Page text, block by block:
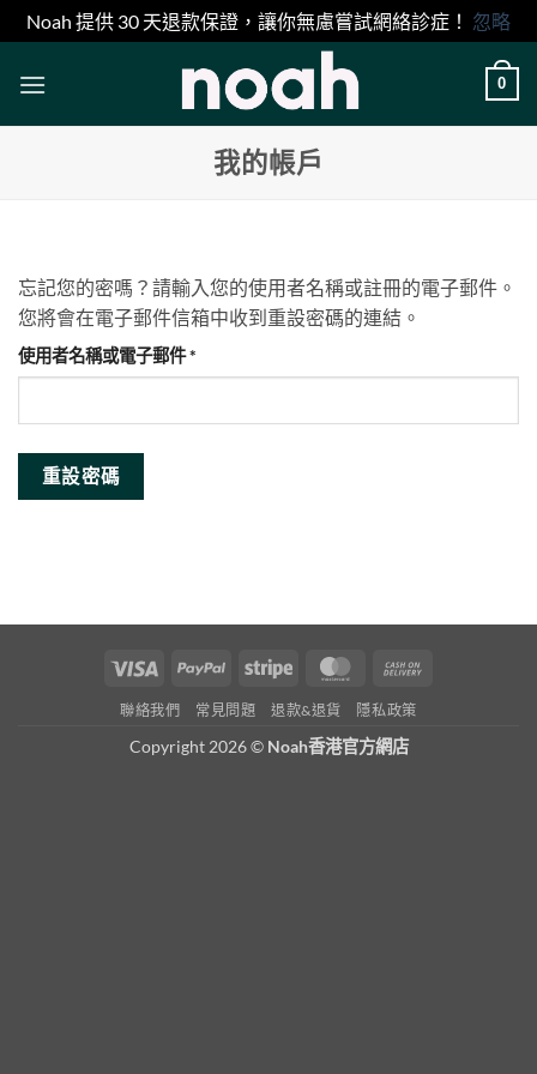
Noah 提供 30 天退款保證，讓你無慮嘗試網絡診症！ 忽略
0
我的帳戶
忘記您的密嗎？請輸入您的使用者名稱或註冊的電子郵件。
您將會在電子郵件信箱中收到重設密碼的連結。
使用者名稱或電子郵件*
填
重設密碼
Visa PayPal Stripe MasterCard
聯絡我們 常見問題 退款&退貨 隱私政策
Copyright 2026 © Noah香港官方網店